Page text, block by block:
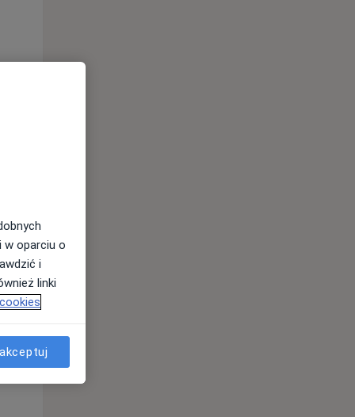
Pon,
10 Sie
w oparciu o
i
linki